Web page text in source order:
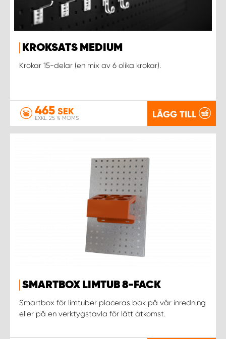
KROKSATS MEDIUM
Krokar 15-delar (en mix av 6 olika krokar).
465 SEK
EXKL. 25 % MOMS LÄGG TILL
SMARTBOX LIMTUB 8-FACK
Smartbox för limtuber placeras bak på vår inredning
eller på en verktygstavla för lätt åtkomst.